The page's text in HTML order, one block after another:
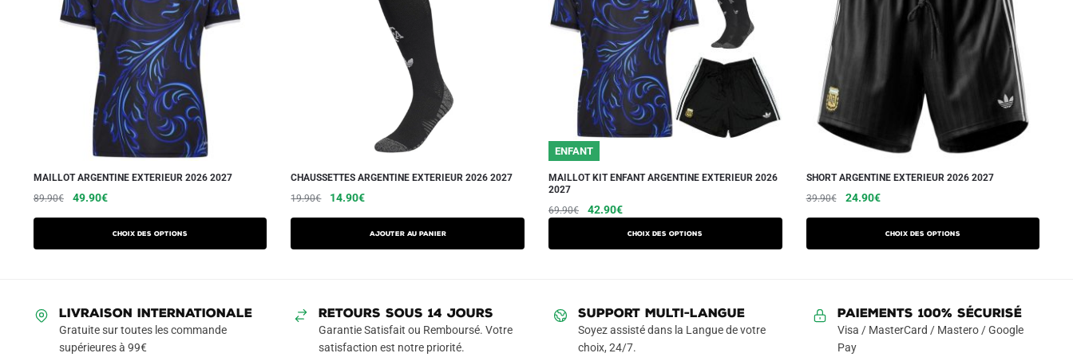
MAILLOT ARGENTINE EXTERIEUR 2026 2027
89.90€
Le
était :
49.90€Le
actuel
est :
Choix des options
Ce
produit
a
options
peuvent
CHAUSSETTES ARGENTINE EXTERIEUR 2026 2027
19.90€
Le
était :
14.90€Le
actuel
est :
Ajouter au panier
ENFANT
MAILLOT KIT ENFANT ARGENTINE EXTERIEUR 2026
2027
69.90€
Le
42.90€Le
Choix des options
Ce
produit
a
Les
options
peuvent
SHORT ARGENTINE EXTERIEUR 2026 2027
39.90€
Le
était :
24.90€Le
actuel
est :
Choix des options
Ce
produit
a
options
peuvent
LIVRAISON INTERNATIONALE
Gratuite sur toutes les commande
supérieures à 99€
RETOURS SOUS 14 JOURS
Garantie Satisfait ou Remboursé. Votre
satisfaction est notre priorité.
SUPPORT MULTI-LANGUE
Soyez assisté dans la Langue de votre
choix, 24/7.
Paiements 100% Sécurisé
Visa / MasterCard / Mastero / Google
Pay